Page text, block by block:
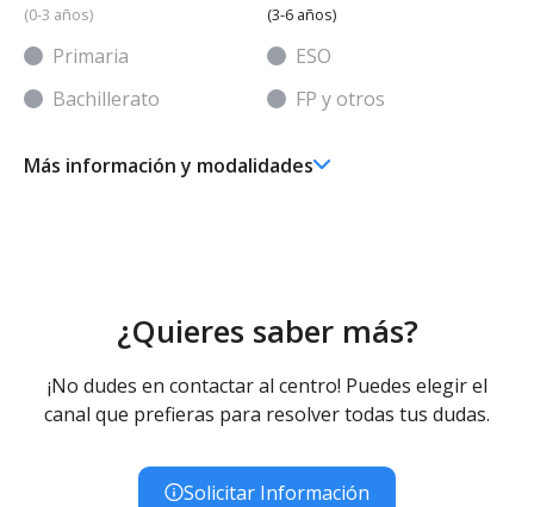
(0-3 años) (3-6 años)
Primaria
ESO
Bachillerato
FP y otros
Más información y modalidades
¿Quieres saber más?
¡No dudes en contactar al centro! Puedes elegir el
canal que prefieras para resolver todas tus dudas.
Solicitar Información